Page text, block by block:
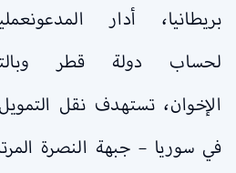
بريطانيا، أدار
لحساب دولة قطر
الإخوان، تستهدف نقل
في سوريا – جبهة النصرة